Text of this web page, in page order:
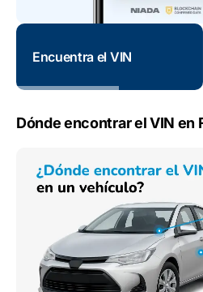
Encuentra el VIN
Dónde encontrar el VIN en